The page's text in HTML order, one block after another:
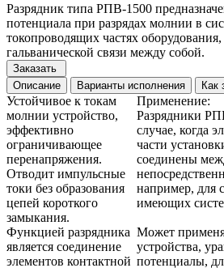
Разрядник типа РПВ-1500
потенциала при разрядах молнии в
токопроводящих частях
гальванической связи между собой.
Заказать
Описание
Варианты исполнения Как
Устойчивое к токам
молнии устройство,
эффективно
ограничивающее
перенапряжения.
Отводит импульсные
токи без образования
цепей короткого
замыкания.
Функцией разрядника
является соединение
элементов контактной
Применение:
Разрядники
случае, когда
части
соединены
например, для
имеющих
Может
устройства,
потенциалы,